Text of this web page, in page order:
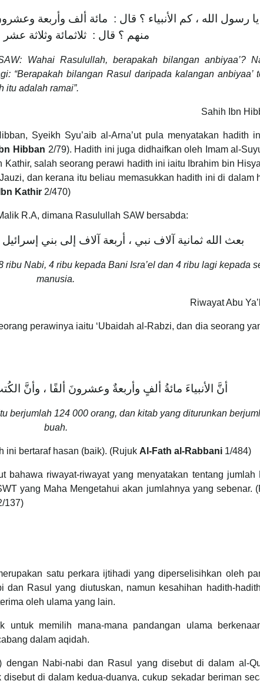
رسول الله ، كم الأنبياء ؟ قال : مائة ألف وأربعة
منهم ؟ قال : ثلاثمائة وثلاثة
Wahai Rasulullah, berapakah bilangan anbiyaa’?
“Berapakah bilangan Rasul daripada kalangan anbiyaa’
itu adalah ramai”.
Sahih Ibn
Syeikh Syu’aib al-Arna’ut pula menyatakan hadith
Hibban 2/79). Hadith ini juga didhaifkan oleh Imam al-
Kathir, salah seorang perawi hadith ini iaitu Ibrahim bin
dan kerana itu beliau memasukkan hadith ini di dalam
Kathir 2/470)
R.A, dimana Rasulullah SAW bersabda:
بعث الله ثمانية آلاف نبي ، أربعة آلاف إلى بني
ribu Nabi, 4 ribu kepada Bani Isra’el dan 4 ribu lagi kepada
manusia.
Riwayat Abu
perawinya iaitu ‘Ubaidah al-Rabzi, dan dia seorang
أنَّ الأنبياءَ مائةُ ألفٍ وأربعةٌ وعشرونَ ألفًا ، وأنَّ
berjumlah 124 000 orang, dan kitab yang diturunkan
buah.
ini bertaraf hasan (baik). (Rujuk Al-Fath al-Rabbani 1/484)
bahawa riwayat-riwayat yang menyatakan tentang jumlah
yang Maha Mengetahui akan jumlahnya yang sebenar.
137)
satu perkara ijtihadi yang diperselisihkan oleh
dan Rasul yang diutuskan, namun kesahihan hadith-
oleh ulama yang lain.
untuk memilih mana-mana pandangan ulama
dalam aqidah.
Nabi-nabi dan Rasul yang disebut di dalam al-
di dalam kedua-duanya, cukup sekadar beriman